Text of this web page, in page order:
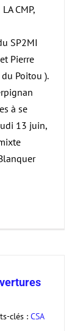
CMP,
SP2MI
Pierre
Poitou ).
à se
13 juin,
clés : CSA